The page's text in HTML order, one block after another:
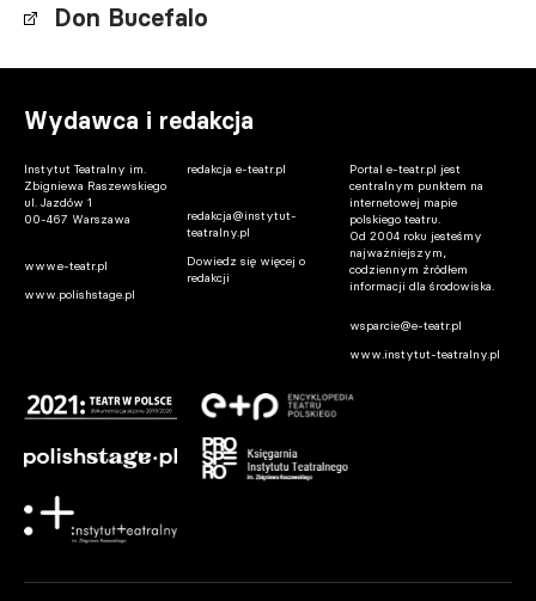
Don Bucefalo
Wydawca i redakcja
Instytut Teatralny im.
Zbigniewa Raszewskiego
ul. Jazdów 1
00-467 Warszawa
www.e-teatr.pl
www.polishstage.pl
redakcja e-teatr.pl
redakcja@instytut-
teatralny.pl
Dowiedz się więcej o
redakcji
Portal e-teatr.pl jest
centralnym punktem na
internetowej mapie
polskiego teatru.
Od 2004 roku jesteśmy
najważniejszym,
codziennym źródłem
informacji dla środowiska.
wsparcie@e-teatr.pl
www.instytut-teatralny.pl